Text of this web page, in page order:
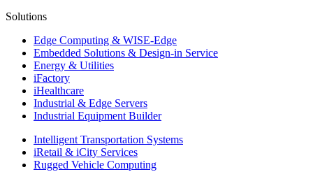
Solutions
Edge Computing & WISE-Edge
Embedded Solutions & Design-in Service
Energy & Utilities
iFactory
iHealthcare
Industrial & Edge Servers
Industrial Equipment Builder
Intelligent Transportation Systems
iRetail & iCity Services
Rugged Vehicle Computing